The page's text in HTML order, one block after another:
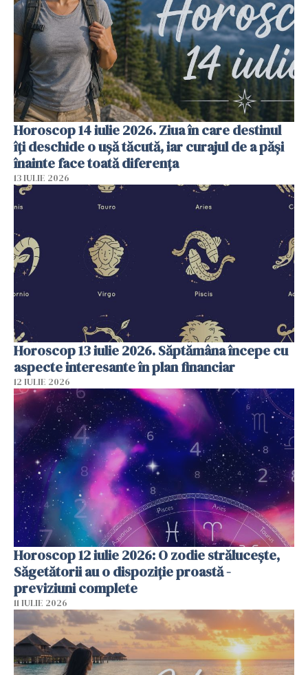
Horoscop 14 iulie 2026. Ziua în care destinul
îți deschide o ușă tăcută, iar curajul de a păși
înainte face toată diferența
13 IULIE 2026
Horoscop 13 iulie 2026. Săptămâna începe cu
aspecte interesante în plan financiar
12 IULIE 2026
Horoscop 12 iulie 2026: O zodie strălucește,
Săgetătorii au o dispoziție proastă -
previziuni complete
11 IULIE 2026